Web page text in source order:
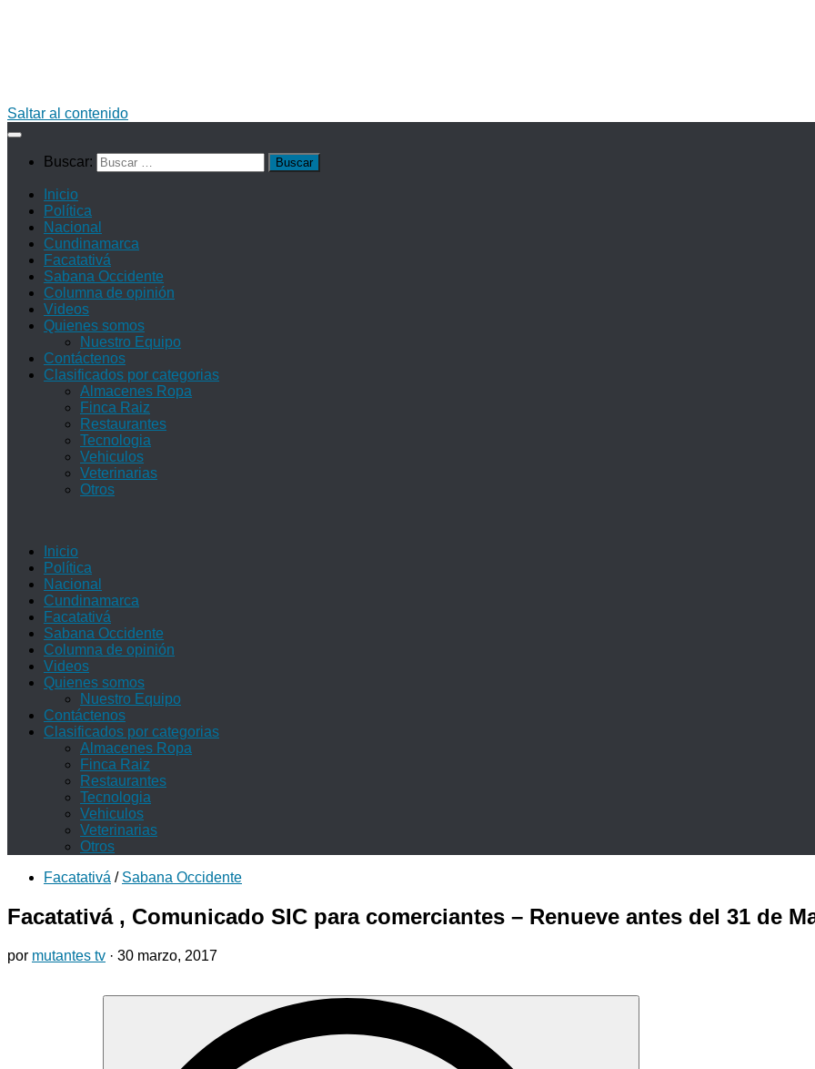
Saltar al contenido
Buscar:
Inicio
Política
Nacional
Cundinamarca
Facatativá
Sabana Occidente
Columna de opinión
Videos
Quienes somos
Nuestro Equipo
Contáctenos
Clasificados por categorias
Almacenes Ropa
Finca Raiz
Restaurantes
Tecnologia
Vehiculos
Veterinarias
Otros
Inicio
Política
Nacional
Cundinamarca
Facatativá
Sabana Occidente
Columna de opinión
Videos
Quienes somos
Nuestro Equipo
Contáctenos
Clasificados por categorias
Almacenes Ropa
Finca Raiz
Restaurantes
Tecnologia
Vehiculos
Veterinarias
Otros
Facatativá / Sabana Occidente
Facatativá , Comunicado SIC para comerciantes – Renueve antes del 31 de
por mutantes tv · 30 marzo, 2017